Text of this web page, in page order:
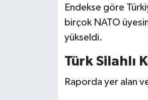
Endekse göre
birçok NATO
yükseldi.
Türk Silahlı
Raporda yer alan